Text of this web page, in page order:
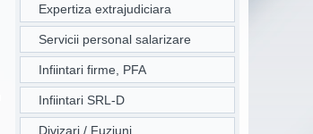
Expertiza extrajudiciara
Servicii personal salarizare
Infiintari firme, PFA
Infiintari SRL-D
Divizari / Fuziuni